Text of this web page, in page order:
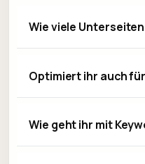
Wie viele
Optimiert ihr auch
Wie geht ihr mit